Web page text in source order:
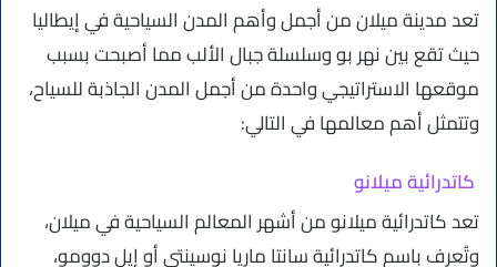
تعد مدينة ميلان من أجمل وأهم المدن السياحية في إيطاليا
حيث تقع بين نهر بو وسلسلة جبال الألب مما أصبحت بسبب
موقعها الاستراتيجي واحدة من أجمل المدن الجاذبة للسياح،
وتتمثل أهم معالمها في التالي:
كاتدرائية ميلانو
تعد كاتدرائية ميلانو من أشهر المعالم السياحية في ميلان،
وتُعرف باسم كاتدرائية سانتا ماريا نوسينتي أو إيل دوومو،